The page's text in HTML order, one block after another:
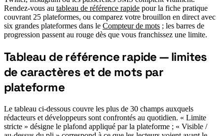
Rendez-vous au tableau de référence rapide pour la fiche pratique
couvrant 25 plateformes, ou comparez votre brouillon en direct avec
six grandes plateformes dans le Compteur de mots ; les barres de
progression passent au rouge dès que vous franchissez une limite.
#
Tableau de référence rapide — limites
de caractères et de mots par
plateforme
Le tableau ci-dessous couvre les plus de 30 champs auxquels
rédacteurs et développeurs sont confrontés au quotidien. « Limite
stricte » désigne le plafond appliqué par la plateforme ; « Visible /